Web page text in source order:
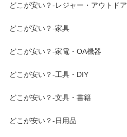
どこが安い？-レジャー・アウトドア
どこが安い？-家具
どこが安い？-家電・OA機器
どこが安い？-工具・DIY
どこが安い？-文具・書籍
どこが安い？-日用品